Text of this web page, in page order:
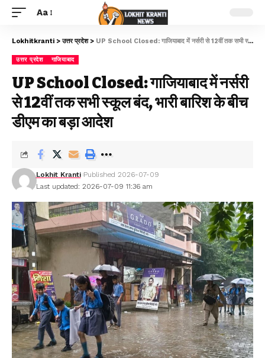
Aa
Lokhitkranti >उत्तर प्रदेश> UP School Closed: गाजियाबाद में नर्सरी से 12वीं तक सभी स्कूल बंद, भारी बारिश के बीच डीएम का बड़ा आदेश
उत्तर प्रदेश गाजियाबाद
UP School Closed: गाजियाबाद में नर्सरी
से 12वीं तक सभी स्कूल बंद, भारी बारिश के बीच
डीएम का बड़ा आदेश
Last updated: 2026-07-09 11:36 am
Lokhit Kranti Published 2026-07-09